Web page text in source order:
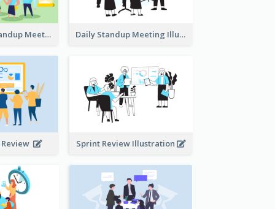
Daily Scrum Standup Meeting Illustration Daily Standup Meeting Illustration
Review Sprint Review Illustration